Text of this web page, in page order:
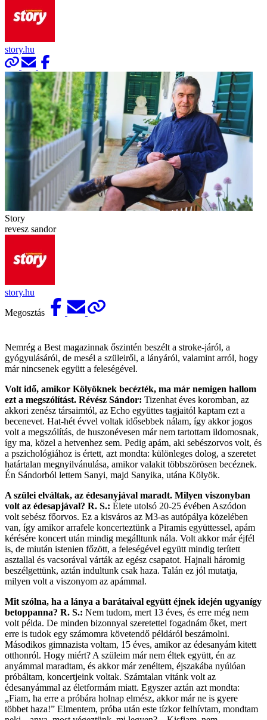
story.hu
Story
revesz sandor
story.hu
Megosztás
Nemrég a Best magazinnak őszintén beszélt a stroke-járól, a
gyógyu­lásáról, de mesél a szüleiről, a lányáról, valamint arról, hogy
már nincsenek együtt a feleségével.
Volt idő, amikor Kölyöknek becézték, ma már nemigen hallom
ezt a megszólítást. Révész Sándor: Tizenhat éves koromban, az
akkori zenész tár­saimtól, az Echo együttes tagjaitól kaptam ezt a
becenevet. Hat-hét évvel voltak idősebbek nálam, így akkor jogos
volt a megszólítás, de huszonévesen már nem tartottam ildomosnak,
így ma, közel a hetvenhez sem. Pedig apám, aki sebészorvos volt, és
a pszichológiához is értett, azt mondta: különleges dolog, a szeretet
határtalan megnyilvánulása, amikor valakit többszörösen becéznek.
Én Sándorból lettem Sanyi, majd Sanyika, utána Kölyök.
A szülei elváltak, az édesanyjával maradt. Milyen viszonyban
volt az édesapjával? R. S.: Élete utolsó 20-25 évében Aszódon
volt sebész főorvos. Ez a kisváros az M3-as autópálya közelében
van, így amikor arrafele koncerteztünk a Piramis együttessel, apám
kérésére koncert után mindig megálltunk nála. Volt akkor már éjfél
is, de miután istenien főzött, a feleségével együtt mindig terített
asztallal és vacsorával várták az egész csapatot. Hajnali háromig
beszélgettünk, aztán indultunk csak haza. Talán ez jól mutatja,
milyen volt a viszonyom az apámmal.
Mit szólna, ha a lánya a barátaival együtt éjnek idején ugyanígy
betoppanna? R. S.: Nem tudom, mert 13 éves, és erre még nem
volt példa. De minden bizonnyal szeretettel fogadnám őket, mert
erre is tudok egy számomra követendő példáról beszámolni.
Másodikos gimnazista voltam, 15 éves, amikor az édesanyám kitett
otthonról. Hogy miért? A szüleim már nem éltek együtt, én az
anyámmal maradtam, és akkor már zenéltem, éjszakába nyúlóan
próbáltam, koncertjeink voltak. Számtalan vitánk volt az
édesanyámmal az életformám miatt. Egyszer aztán azt mondta:
„Fiam, ha erre a próbára holnap elmész, akkor már ne is gyere
többet haza!” Elmentem, próba után este tízkor felhívtam, mondtam